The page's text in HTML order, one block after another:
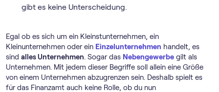
gibt es keine Unterscheidung.
Egal ob es sich um ein Kleinstunternehmen, ein
Kleinunternehmen oder ein Einzelunternehmen handelt, es
sind alles Unternehmen. Sogar das Nebengewerbe gilt als
Unternehmen. Mit jedem dieser Begriffe soll allein eine Größe
von einem Unternehmen abzugrenzen sein. Deshalb spielt es
für das Finanzamt auch keine Rolle, ob du nun